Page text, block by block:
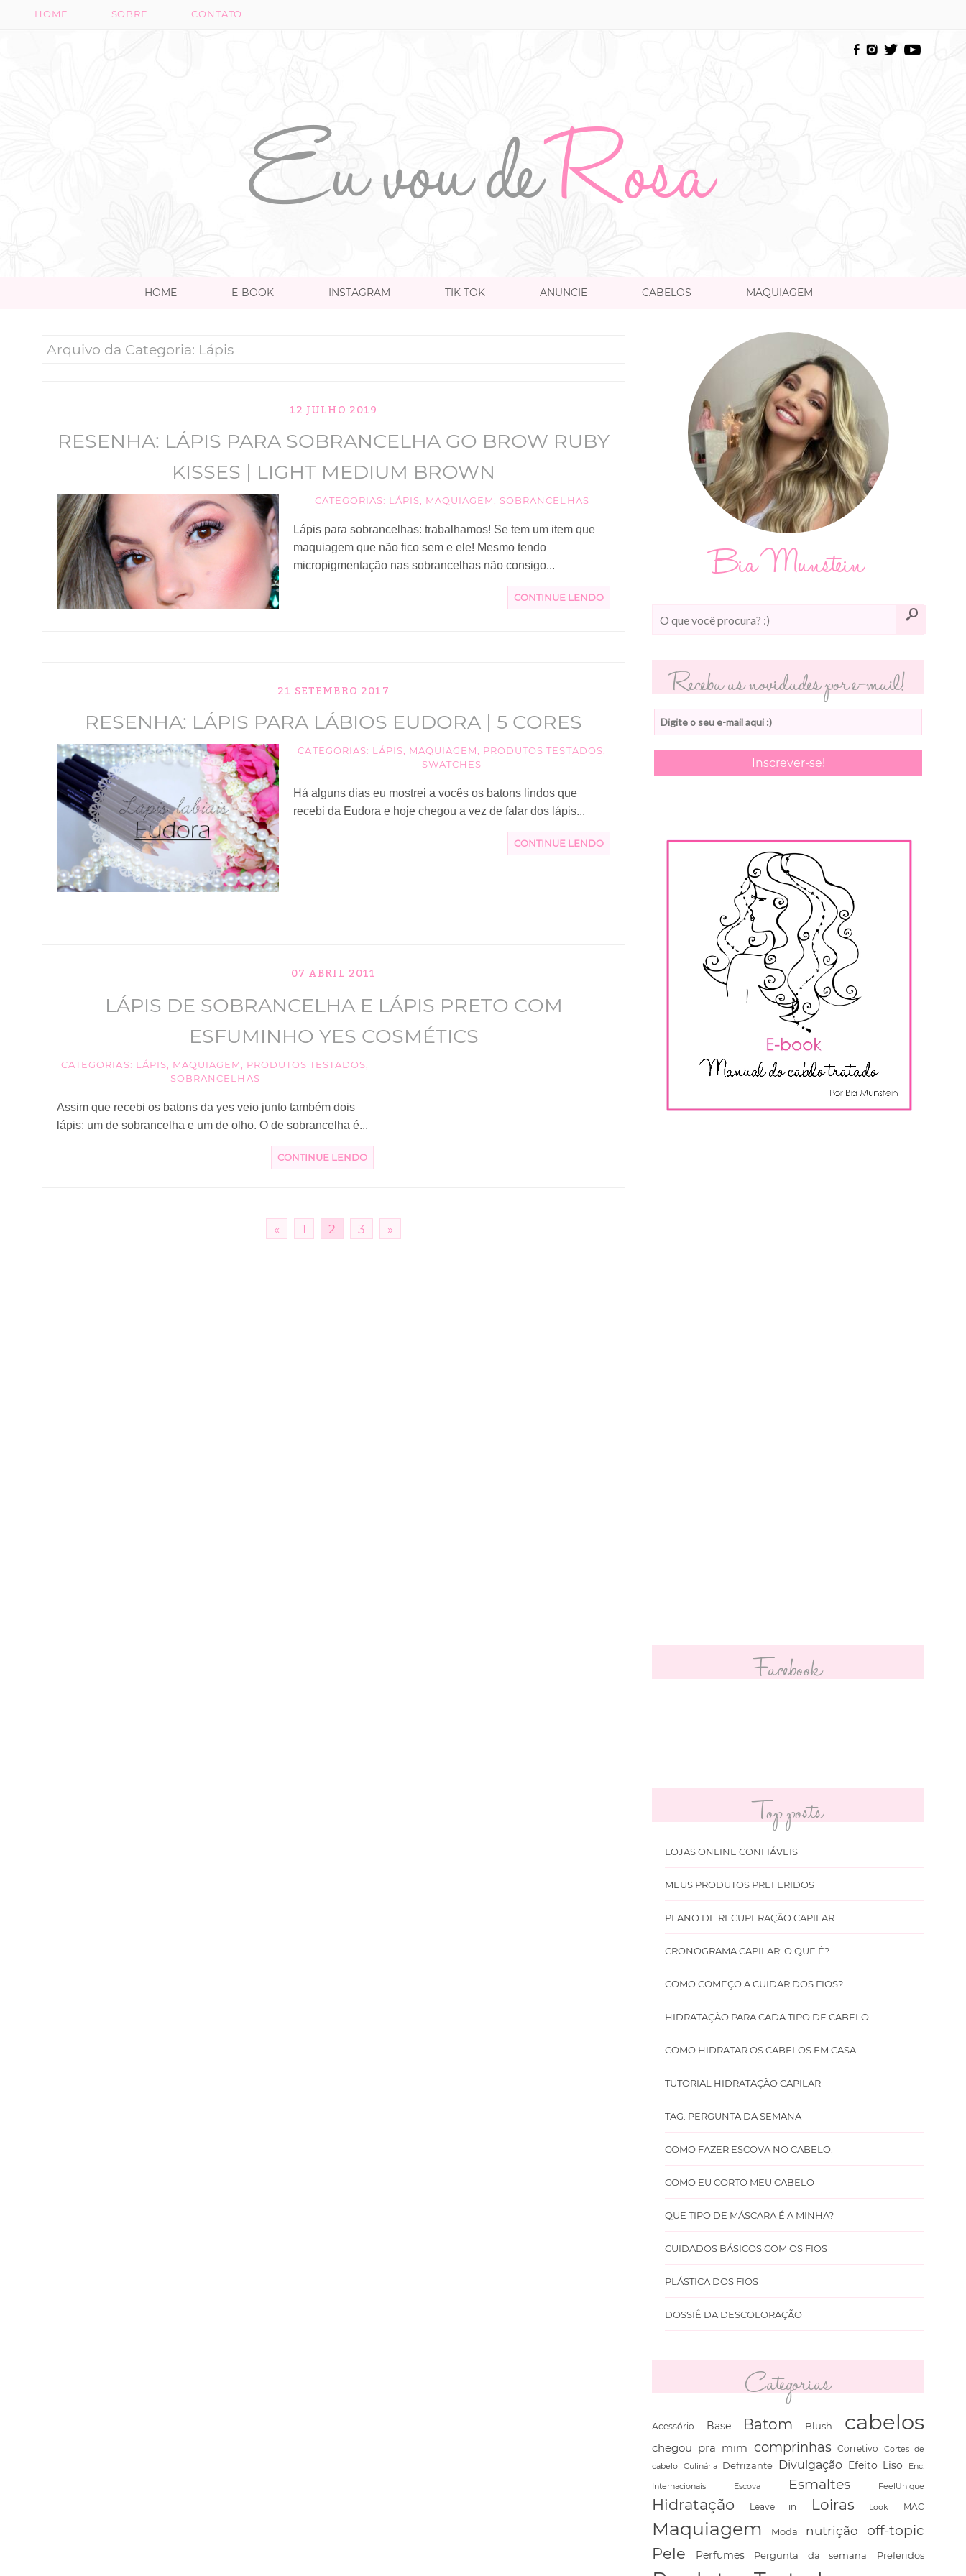
HOME SOBRE CONTATO
HOME E-BOOK INSTAGRAM TIK TOK ANUNCIE CABELOS MAQUIAGEM
Arquivo da Categoria: Lápis
12 JULHO 2019
RESENHA: LÁPIS PARA SOBRANCELHA GO BROW RUBY
KISSES | LIGHT MEDIUM BROWN
CATEGORIAS: LÁPIS, MAQUIAGEM , SOBRANCELHAS
Lápis para sobrancelhas: trabalhamos! Se tem um item que
maquiagem que não fico sem e ele! Mesmo tendo
micropigmentação nas sobrancelhas não consigo...
CONTINUE LENDO
21 SETEMBRO 2017
RESENHA: LÁPIS PARA LÁBIOS EUDORA | 5 CORES
CATEGORIAS: LÁPIS, MAQUIAGEM , PRODUTOS TESTADOS,
SWATCHES
Há alguns dias eu mostrei a vocês os batons lindos que
recebi da Eudora e hoje chegou a vez de falar dos lápis...
CONTINUE LENDO
07 ABRIL 2011
LÁPIS DE SOBRANCELHA E LÁPIS PRETO COM
ESFUMINHO YES COSMÉTICS
CATEGORIAS: LÁPIS MAQUIAGEM PRODUTOS TESTADOS
SOBRANCELHAS
Assim que recebi os batons da yes veio junto também dois
lápis: um de sobrancelha e um de olho. O de sobrancelha é...
CONTINUE LENDO
« 1 2 3 »
Bia Munstein
Receba as novidades por e-mail!
Facebook
Top posts
LOJAS ONLINE CONFIÁVEIS
MEUS PRODUTOS PREFERIDOS
PLANO DE RECUPERAÇÃO CAPILAR
CRONOGRAMA CAPILAR: O QUE É?
COMO COMEÇO A CUIDAR DOS FIOS?
HIDRATAÇÃO PARA CADA TIPO DE CABELO
COMO HIDRATAR OS CABELOS EM CASA
TUTORIAL HIDRATAÇÃO CAPILAR
TAG: PERGUNTA DA SEMANA
COMO FAZER ESCOVA NO CABELO.
COMO EU CORTO MEU CABELO
QUE TIPO DE MÁSCARA É A MINHA?
CUIDADOS BÁSICOS COM OS FIOS
PLÁSTICA DOS FIOS
DOSSIÊ DA DESCOLORAÇÃO
Categorias
Acessório Base Batom Blush cabelos
chegou pra mim comprinhas Corretivo
Cortes de
cabelo Culinária Defrizante Divulgação Efeito Liso Enc.
Internacionais Escova Esmaltes FeelUnique
Hidratação Leave in Loiras Look MAC
Maquiagem Moda nutrição off-topic
Pele Perfumes Pergunta da semana Preferidos